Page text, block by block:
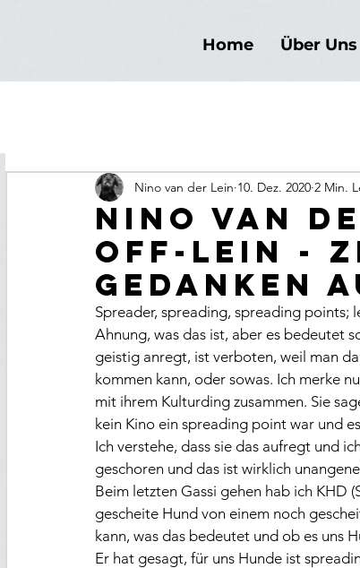
Home Über Uns
Nino van
off-Lein -
Gedanken
Nino van der Lein 10. Dez. 2020 2 Min.
Spreader, spreading, spreading points;
Ahnung, was das ist, aber es bedeutet
geistig anregt, ist verboten, weil man
kommen kann, oder sowas. Ich merke
mit ihrem Kulturding zusammen. Sie
kein Kino ein spreading point war und
Ich verstehe, dass sie das aufregt und
geschoren und das ist wirklich
Beim letzten Gassi gehen hab ich KHD
gescheite Hund von einem noch
kann, was das bedeutet und ob es uns
Er hat gesagt, für uns Hunde ist